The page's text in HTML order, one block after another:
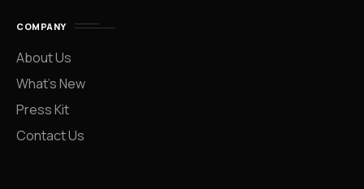
COMPANY
About Us
What’s New
Press Kit
Contact Us